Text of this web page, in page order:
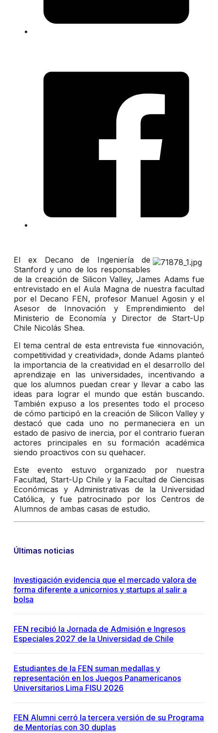
El ex Decano de Ingeniería de
Stanford y uno de los responsables
de la creación de Silicon Valley, James Adams fue
entrevistado en el Aula Magna de nuestra facultad
por el Decano FEN, profesor Manuel Agosin y el
Asesor de Innovación y Emprendimiento del
Ministerio de Economía y Director de Start-Up
Chile Nicolás Shea.
El tema central de esta entrevista fue «innovación,
competitividad y creatividad», donde Adams planteó
la importancia de la creatividad en el desarrollo del
aprendizaje en las universidades, incentivando a
que los alumnos puedan crear y llevar a cabo las
ideas para lograr el mundo que están buscando.
También expuso a los presentes todo el proceso
de cómo participó en la creación de Silicon Valley y
destacó que cada uno no permaneciera en un
estado de pasivo de inercia, por el contrario fueran
actores principales en su formación académica
siendo proactivos con su quehacer.
Este evento estuvo organizado por nuestra
Facultad, Start-Up Chile y la Facultad de Ciencisas
Económicas y Administrativas de la Universidad
Católica, y fue patrocinado por los Centros de
Alumnos de ambas casas de estudio.
Últimas noticias
Investigación evidencia que el mercado valora de
forma diferente a unicornios y startups al salir a
bolsa
FEN recibió la Jornada de Admisión e Ingresos
Especiales 2027 de la Universidad de Chile
Estudiantes de la FEN suman medallas y
representación en los Juegos Panamericanos
Universitarios Lima FISU 2026
FEN Alumni cerró la tercera versión de su Programa
de Mentorías con 30 duplas